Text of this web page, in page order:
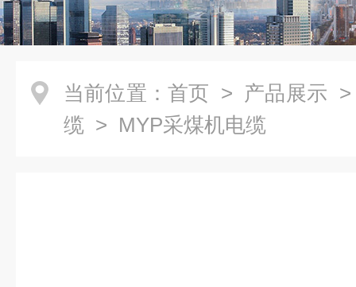
当前位置： 首页 > 产品展示
缆 > MYP采煤机电缆